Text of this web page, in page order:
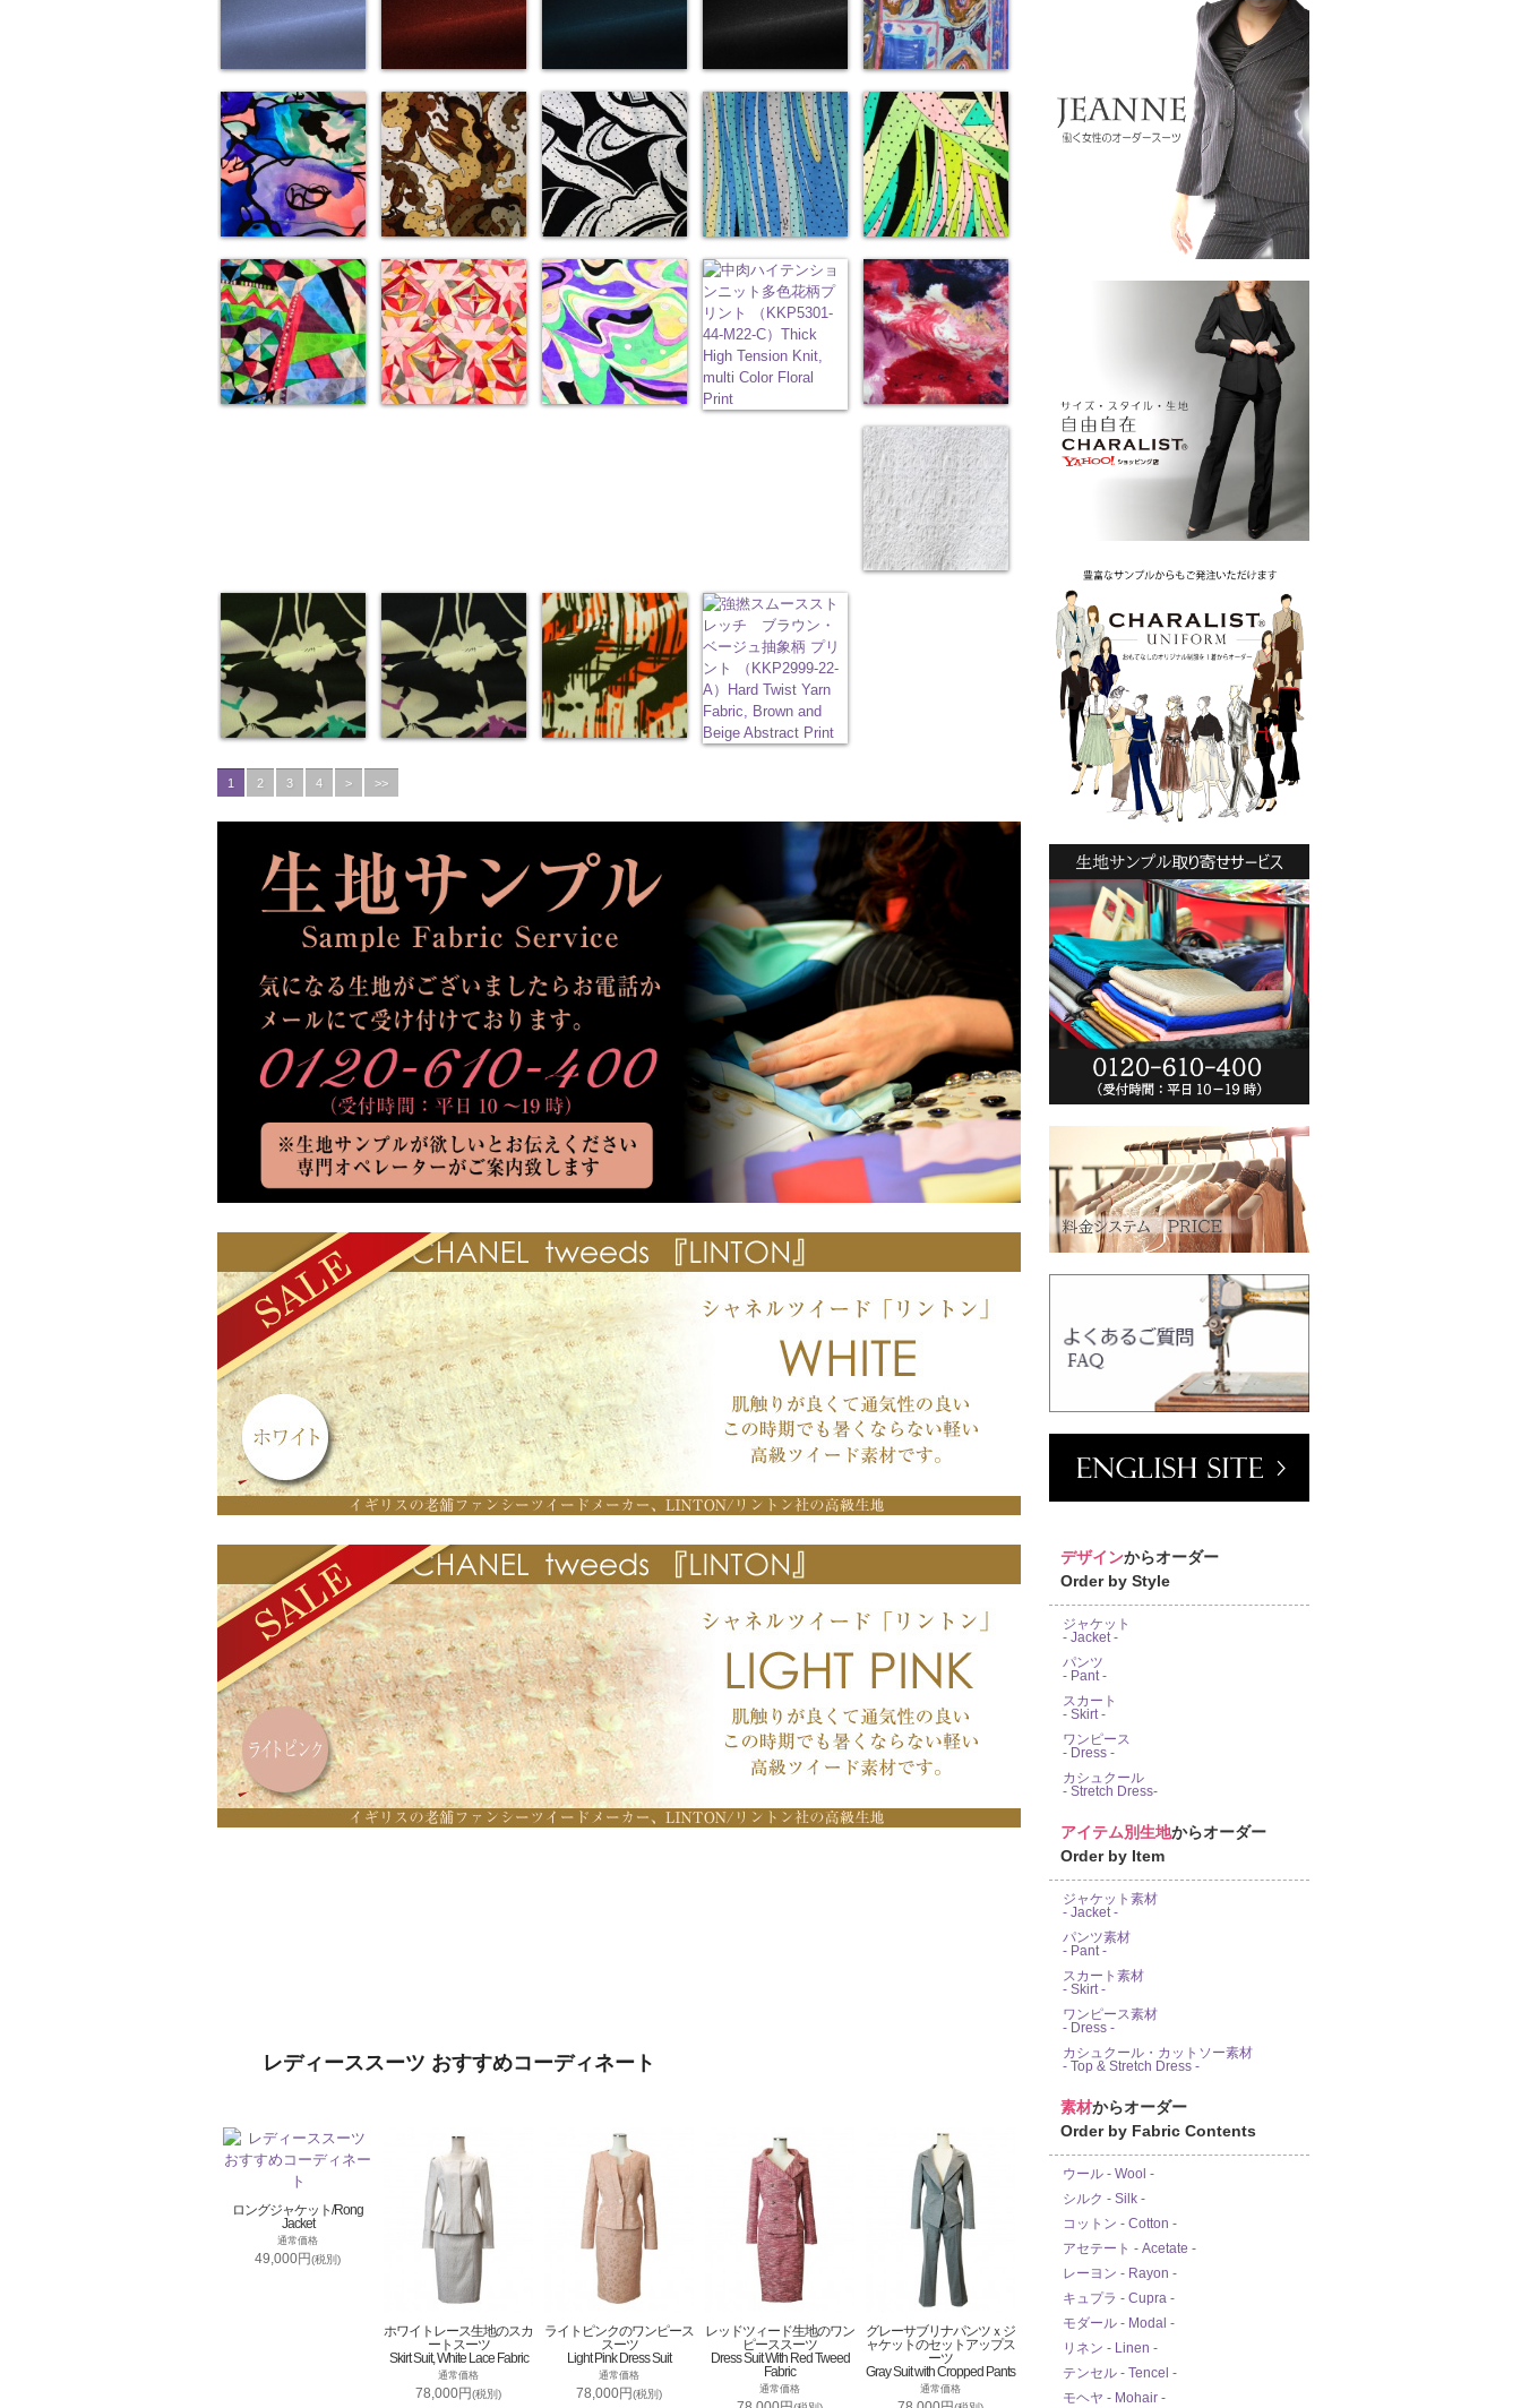
1 2 3 4 > >>
レディーススーツ おすすめコーディネート
ロングジャケット/Rong
Jacket
通常価格
49,000円(税別)
ホワイトレース生地のスカ
ートスーツ
Skirt Suit, White Lace Fabric
通常価格
78,000円(税別)
ライトピンクのワンピース
スーツ
Light Pink Dress Suit
通常価格
78,000円(税別)
レッドツィード生地のワン
ピーススーツ
Dress Suit With Red Tweed
Fabric
通常価格
グレーサブリナパンツｘジ
ャケットのセットアップス
ーツ
Gray Suit with Cropped Pants
通常価格
デザインからオーダー
Order by Style
ジャケット
- Jacket -
パンツ
- Pant -
スカート
- Skirt -
ワンピース
- Dress -
カシュクール
- Stretch Dress-
アイテム別生地からオーダー
Order by Item
ジャケット素材
- Jacket -
パンツ素材
- Pant -
スカート素材
- Skirt -
ワンピース素材
- Dress -
カシュクール・カットソー素材
- Top & Stretch Dress -
素材からオーダー
Order by Fabric Contents
ウール - Wool -
シルク - Silk -
コットン - Cotton -
アセテート - Acetate -
レーヨン - Rayon -
キュプラ - Cupra -
モダール - Modal -
リネン - Linen -
テンセル - Tencel -
モヘヤ - Mohair -